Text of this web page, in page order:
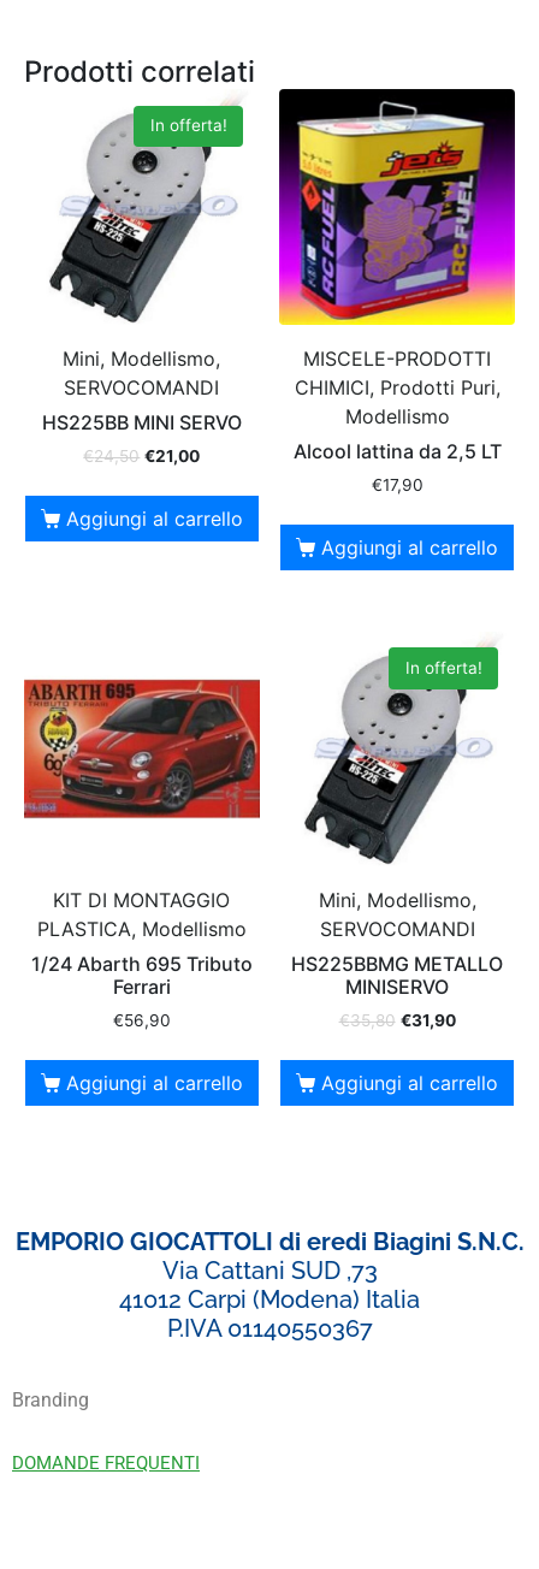
Prodotti correlati
In offerta!
Mini, Modellismo,
SERVOCOMANDI
HS225BB MINI SERVO
€24,50 €21,00
Aggiungi al carrello
MISCELE-PRODOTTI
CHIMICI, Prodotti Puri,
Modellismo
Alcool lattina da 2,5 LT
€17,90
Aggiungi al carrello
KIT DI MONTAGGIO
PLASTICA, Modellismo
1/24 Abarth 695 Tributo
Ferrari
€56,90
Aggiungi al carrello
In offerta!
Mini, Modellismo,
SERVOCOMANDI
HS225BBMG METALLO
MINISERVO
€35,80 €31,90
Aggiungi al carrello
EMPORIO GIOCATTOLI di eredi Biagini S.N.C.
Via Cattani SUD ,73
41012 Carpi (Modena) Italia
P.IVA 01140550367
Branding
DOMANDE FREQUENTI